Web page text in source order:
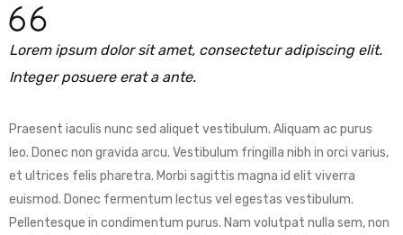
Lorem ipsum dolor sit amet, consectetur adipiscing elit.
Integer posuere erat a ante.
Praesent iaculis nunc sed aliquet vestibulum. Aliquam ac purus
leo. Donec non gravida arcu. Vestibulum fringilla nibh in orci varius,
et ultrices felis pharetra. Morbi sagittis magna id elit viverra
euismod. Donec fermentum lectus vel egestas vestibulum.
Pellentesque in condimentum purus. Nam volutpat nulla sem, non